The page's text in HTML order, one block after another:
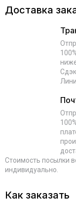
Доставка
Стоимость посылки
индивидуально.
Как заказать